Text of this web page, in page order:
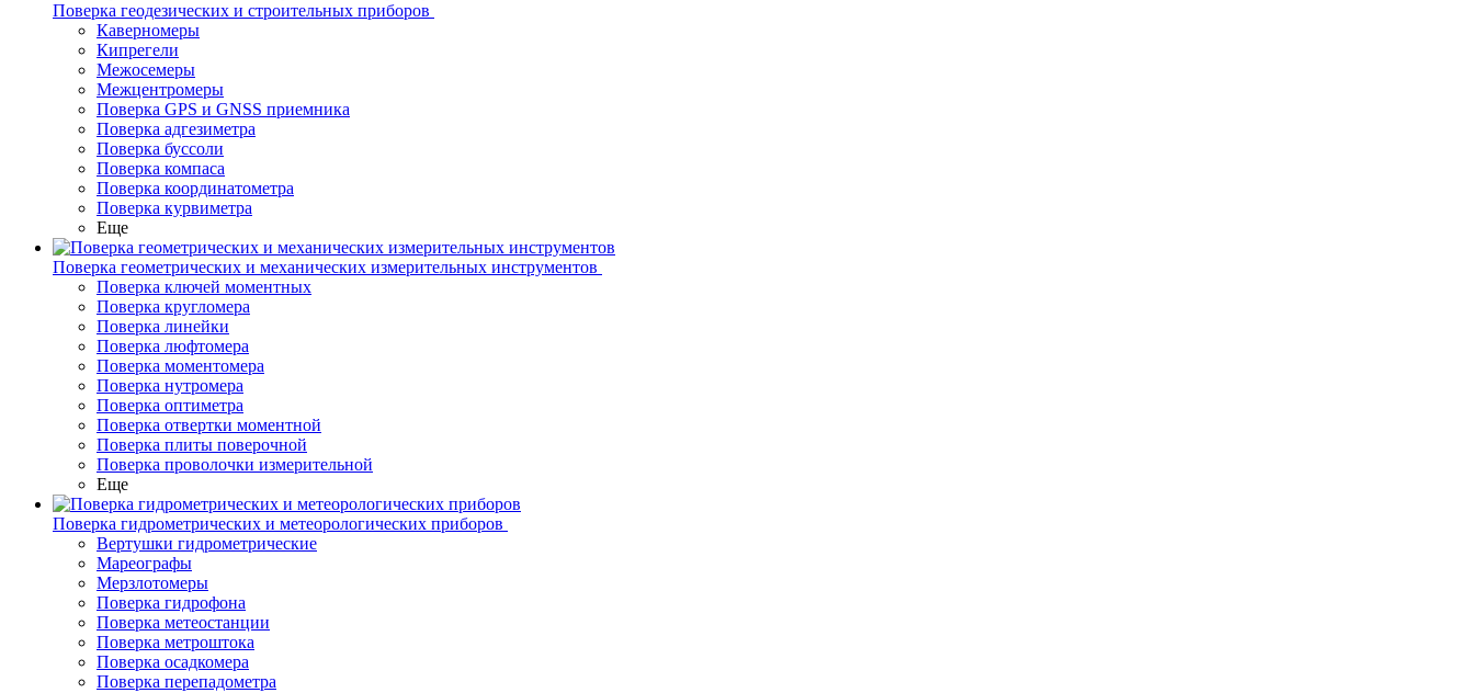
Поверка геодезических и строительных приборов
Каверномеры
Кипрегели
Межосемеры
Межцентромеры
Поверка GPS и GNSS приемника
Поверка адгезиметра
Поверка буссоли
Поверка компаса
Поверка координатометра
Поверка курвиметра
Еще
Поверка геометрических и механических измерительных инструментов
Поверка ключей моментных
Поверка кругломера
Поверка линейки
Поверка люфтомера
Поверка моментомера
Поверка нутромера
Поверка оптиметра
Поверка отвертки моментной
Поверка плиты поверочной
Поверка проволочки измерительной
Еще
Поверка гидрометрических и метеорологических приборов
Вертушки гидрометрические
Мареографы
Мерзлотомеры
Поверка гидрофона
Поверка метеостанции
Поверка метроштока
Поверка осадкомера
Поверка перепадометра